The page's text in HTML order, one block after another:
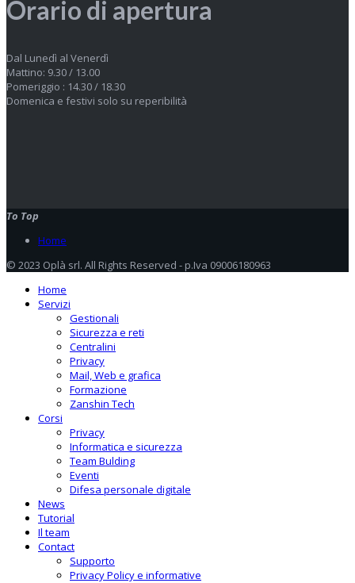
Orario di apertura
Dal Lunedì al Venerdì
Mattino: 9.30 / 13.00
Pomeriggio : 14.30 / 18.30
Domenica e festivi solo su reperibilità
To Top
Home
© 2023 Oplà srl. All Rights Reserved - p.Iva 09006180963
Home
Servizi
Gestionali
Sicurezza e reti
Centralini
Privacy
Mail, Web e grafica
Formazione
Zanshin Tech
Corsi
Privacy
Informatica e sicurezza
Team Bulding
Eventi
Difesa personale digitale
News
Tutorial
Il team
Contact
Supporto
Privacy Policy e informative